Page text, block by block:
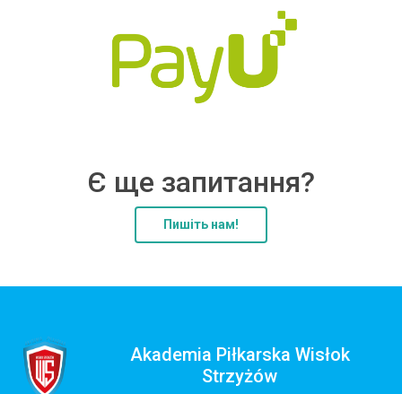
Є ще запитання?
Пишіть нам!
Akademia Piłkarska Wisłok
Strzyżów